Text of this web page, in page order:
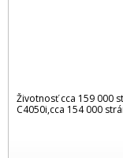
Životnosť cca 159 000
C4050i,cca 154 000